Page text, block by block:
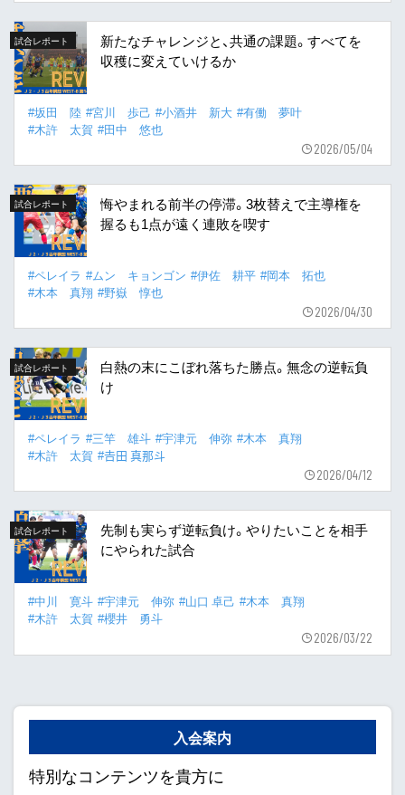
試合レポート
新たなチャレンジと、共通の課題。すべてを
収穫に変えていけるか
#坂田 陸 #宮川 歩己 #小酒井 新大 #有働 夢叶
#木許 太賀 #田中 悠也
2026/05/04
試合レポート
悔やまれる前半の停滞。3枚替えで主導権を
握るも1点が遠く連敗を喫す
#ペレイラ #ムン キョンゴン #伊佐 耕平 #岡本 拓也
#木本 真翔 #野嶽 惇也
2026/04/30
試合レポート
白熱の末にこぼれ落ちた勝点。無念の逆転負
け
#ペレイラ #三竿 雄斗 #宇津元 伸弥 #木本 真翔
#木許 太賀 #𠮷田 真那斗
2026/04/12
試合レポート
先制も実らず逆転負け。やりたいことを相手
にやられた試合
#中川 寛斗 #宇津元 伸弥 #山口 卓己 #木本 真翔
#木許 太賀 #櫻井 勇斗
2026/03/22
入会案内
特別なコンテンツを貴方に